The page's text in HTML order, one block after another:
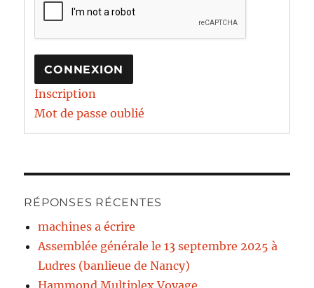
CONNEXION
Inscription
Mot de passe oublié
RÉPONSES RÉCENTES
machines a écrire
Assemblée générale le 13 septembre 2025 à
Ludres (banlieue de Nancy)
Hammond Multiplex Voyage